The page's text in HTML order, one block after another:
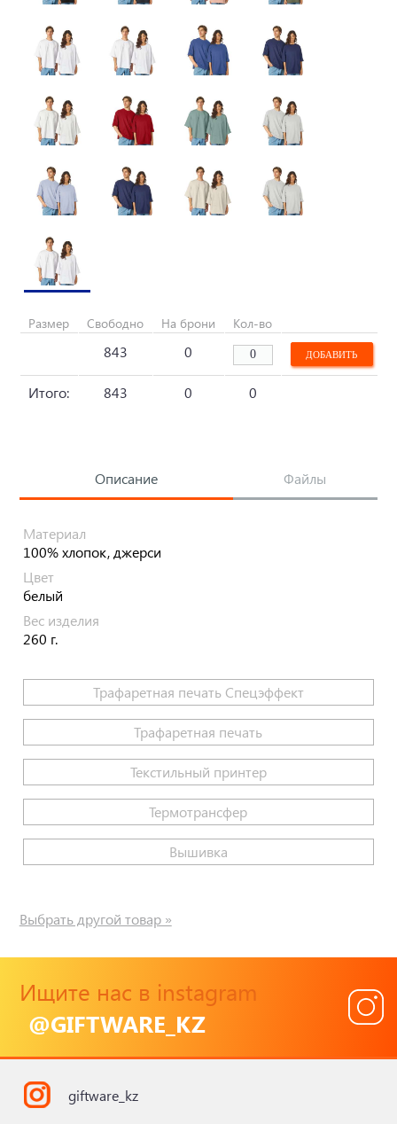
Размер Свободно На брони Кол-во
843 0
Итого: 843 0 0
Описание Файлы
Материал
100% хлопок, джерси
Цвет
белый
Вес изделия
260 г.
Трафаретная печать Спецэффект
Трафаретная печать
Текстильный принтер
Термотрансфер
Вышивка
Выбрать другой товар »
Ищите нас в instagram
@GIFTWARE_KZ
giftware_kz